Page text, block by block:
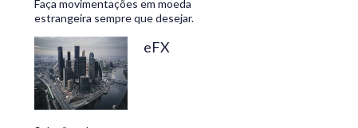
Faça movimentações em moeda
estrangeira sempre que desejar.
eFX